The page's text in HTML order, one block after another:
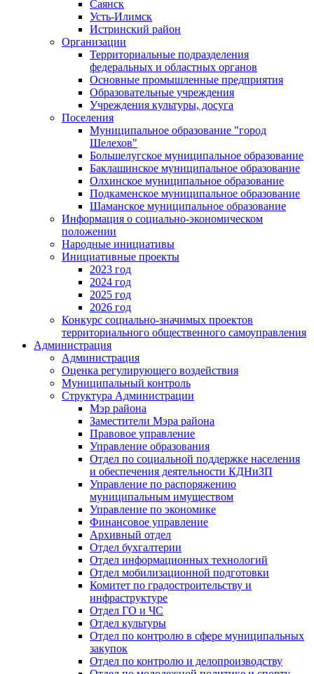
Саянск
Усть-Илимск
Истринский район
Организации
Территориальные подразделения
федеральных и областных органов
Основные промышленные предприятия
Образовательные учреждения
Учреждения культуры, досуга
Поселения
Муниципальное образование "город
Шелехов"
Большелугское муниципальное образование
Баклашинское муниципальное образование
Олхинское муниципальное образование
Подкаменское муниципальное образование
Шаманское муниципальное образование
Информация о социально-экономическом
положении
Народные инициативы
Инициативные проекты
2023 год
2024 год
2025 год
2026 год
Конкурс социально-значимых проектов
территориального общественного самоуправления
Администрация
Администрация
Оценка регулирующего воздействия
Муниципальный контроль
Структура Администрации
Мэр района
Заместители Мэра района
Правовое управление
Управление образования
Отдел по социальной поддержке населения
и обеспечения деятельности КДНиЗП
Управление по распоряжению
муниципальным имуществом
Управление по экономике
Финансовое управление
Архивный отдел
Отдел бухгалтерии
Отдел информационных технологий
Отдел мобилизационной подготовки
Комитет по градостроительству и
инфраструктуре
Отдел ГО и ЧС
Отдел культуры
Отдел по контролю в сфере муниципальных
закупок
Отдел по контролю и делопроизводству